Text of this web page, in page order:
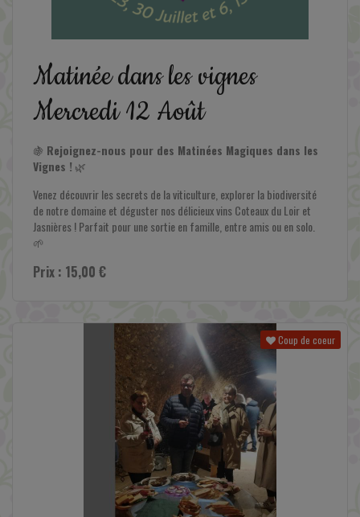
Matinée dans les vignes
Mercredi 12 Août
🍇 Rejoignez-nous pour des Matinées Magiques dans les
Vignes ! 🌿
Venez découvrir les secrets de la viticulture, explorer la biodiversité
de notre domaine et déguster nos délicieux vins Coteaux du Loir et
Jasnières ! Parfait pour une sortie en famille, entre amis ou en solo.
🌱
Prix : 15,00 €
En savoir plus
Coup de coeur